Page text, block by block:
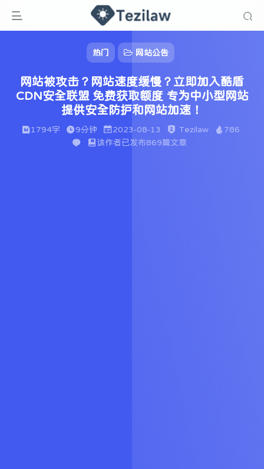
热门 网站公告
网站被攻击？网站速度缓慢？立即加入酷盾
CDN安全联盟 免费获取额度 专为中小型网站
提供安全防护和网站加速！
1794字 9分钟 2023-08-13 Tezilaw
786
该作者已发布869篇文章